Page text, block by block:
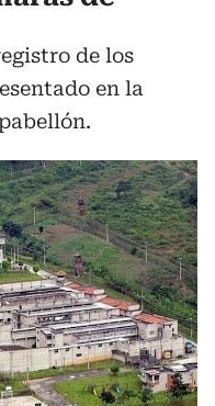
de los
en la